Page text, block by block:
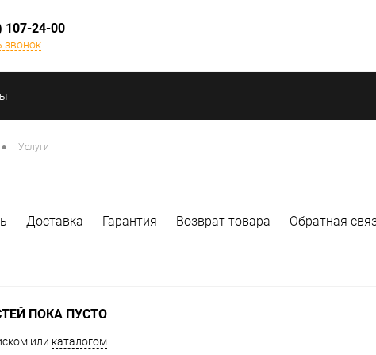
107-24-00
звонок
• Услуги
Доставка Гарантия Возврат товара Обратная
ПОКА ПУСТО
или каталогом